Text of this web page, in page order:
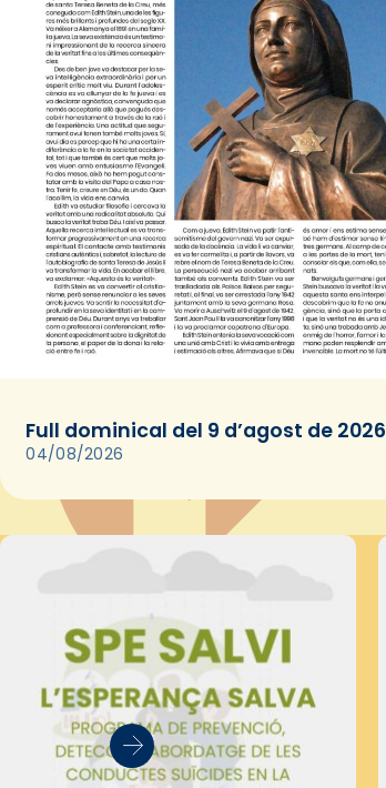
Full dominical del 9 d’agost de 2026
04/08/2026